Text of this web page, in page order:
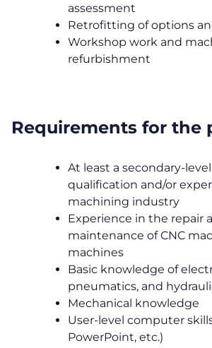
assessment
Retrofitting of options
Workshop work and
refurbishment
Requirements for the
At least a secondary-
qualification and/or
machining industry
Experience in the repair
maintenance of CNC
machines
Basic knowledge of
pneumatics, and
Mechanical knowledge
User-level computer
PowerPoint, etc.)